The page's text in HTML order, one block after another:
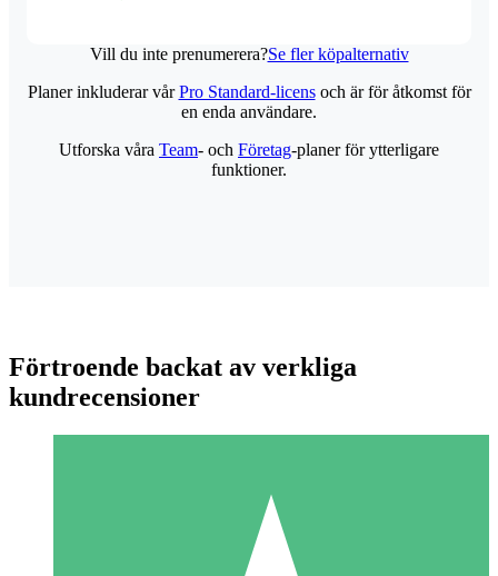
Vill du inte prenumerera?Se fler köpalternativ
Individuella Kreditpaket
Planer inkluderar vårPro Standard-licensoch är för åtkomst för
en enda användare.
Utforska våra Team- och Företag-planer för ytterligare
funktioner.
Förtroende backat av verkliga
kundrecensioner